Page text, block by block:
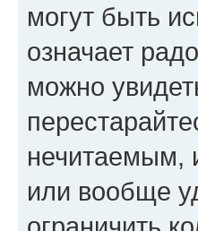
могут быть
означает
можно
нечитаемым,
или вообще